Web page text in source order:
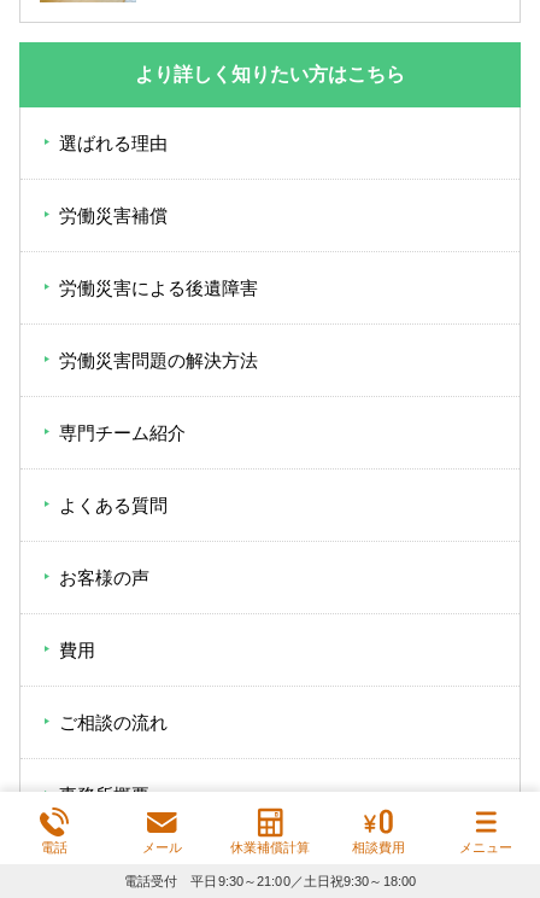
より詳しく知りたい方はこちら
選ばれる理由
労働災害補償
労働災害による後遺障害
労働災害問題の解決方法
専門チーム紹介
よくある質問
お客様の声
費用
ご相談の流れ
事務所概要
電話 メール 休業補償計算 相談費用 メニュー
電話受付 平日9:30～21:00／土日祝9:30～18:00